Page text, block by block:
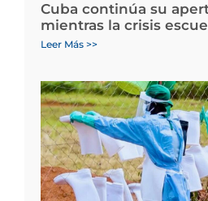
Cuba continúa su
mientras la crisis
Leer Más >>